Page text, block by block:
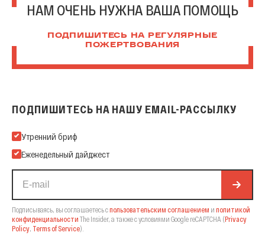
НАМ ОЧЕНЬ НУЖНА ВАША ПОМОЩЬ
ПОДПИШИТЕСЬ НА РЕГУЛЯРНЫЕ
ПОЖЕРТВОВАНИЯ
ПОДПИШИТЕСЬ НА НАШУ EMAIL-РАССЫЛКУ
Подпишитесь на нашу Email-рассылку
Утренний бриф
Еженедельный дайджест
Подписываясь, вы соглашаетесь спользовательским соглашением и политикой
конфиденциальности The Insider, а также с условиями Google reCAPTCHA (Privacy
Policy Terms of Service).